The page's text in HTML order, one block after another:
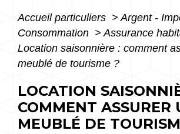
Accueil particuliers > Argent -
Consommation > Assurance
Location saisonnière : comment
meublé de tourisme ?
LOCATION
COMMENT ASSURER
MEUBLÉ DE